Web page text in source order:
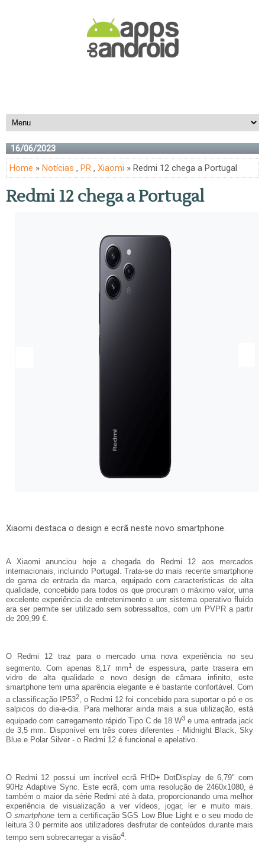
16/06/2023
Home » Notícias , PR , Xiaomi » Redmi 12 chega a Portugal
Redmi 12 chega a Portugal
Xiaomi destaca o design e ecrã neste novo smartphone.
A Xiaomi anunciou hoje a chegada do Redmi 12 aos mercados
internacionais, incluindo Portugal. Trata-se do mais recente smartphone
de gama de entrada da marca, equipado com características de alta
qualidade, concebido para todos os que procuram o máximo valor, uma
excelente experiência de entretenimento e um sistema operativo fluído
ara ser permite ser utilizado sem sobressaltos, com um PVPR a partir
de 209,99 €.
O Redmi 12 traz para o mercado uma nova experiência no seu
segmento. Com apenas 8,17 mm1de espessura, parte traseira em
vidro de alta qualidade e novo design de câmara infinito, este
smartphone tem uma aparência elegante e é bastante confortável. Com
a classificação IP532
, o Redmi 12 foi concebido para suportar o pó e os
salpicos do dia-a-dia. Para melhorar ainda mais a sua utilização, está
equipado com carregamento rápido Tipo C de 18 W3 e uma entrada jack
de 3,5 mm. Disponível em três cores diferentes - Midnight Black, Sky
Blue e Polar Silver - o Redmi 12 é funcional e apelativo.
O Redmi 12 possui um incrível ecrã FHD+ DotDisplay de 6,79" com
90Hz Adaptive Sync. Este ecrã, com uma resolução de 2460x1080, é
também o maior da série Redmi até à data, proporcionando uma melhor
experiência de visualização a ver vídeos, jogar, ler e muito mais.
Osmartphone tem a certificação SGS Low Blue Light e o seu modo de
leitura 3.0 permite aos utilizadores desfrutar de conteúdos durante mais
tempo sem sobrecarregar a visão4